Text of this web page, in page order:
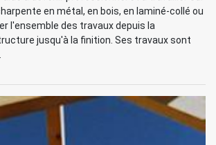
en métal, en bois, en laminé-collé ou
l'ensemble des travaux depuis la
jusqu'à la finition. Ses travaux sont